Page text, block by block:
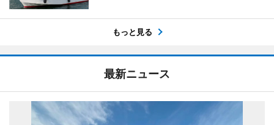
もっと見る
最新ニュース